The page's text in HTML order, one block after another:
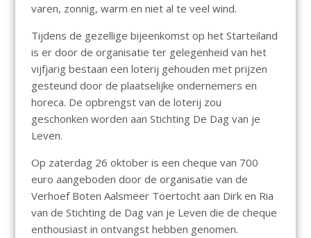
varen, zonnig, warm en niet al te veel wind.
Tijdens de gezellige bijeenkomst op het Starteiland
is er door de organisatie ter gelegenheid van het
vijfjarig bestaan een loterij gehouden met prijzen
gesteund door de plaatselijke ondernemers en
horeca. De opbrengst van de loterij zou
geschonken worden aan Stichting De Dag van je
Leven.
Op zaterdag 26 oktober is een cheque van 700
euro aangeboden door de organisatie van de
Verhoef Boten Aalsmeer Toertocht aan Dirk en Ria
van de Stichting de Dag van je Leven die de cheque
enthousiast in ontvangst hebben genomen.